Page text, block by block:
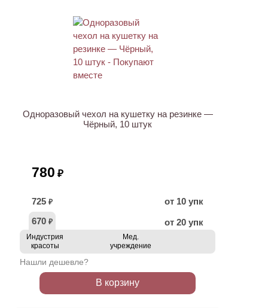
Одноразовый чехол на кушетку на резинке —
Чёрный, 10 штук
780 ₽
725 ₽
от 10 упк
670 ₽ от 20 упк
Индустрия
красоты
Мед.
учреждение
Нашли дешевле?
В корзину